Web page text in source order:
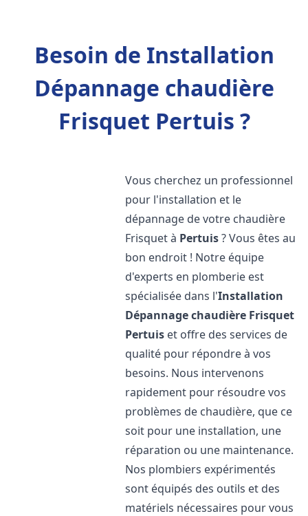
Besoin de Installation
Dépannage chaudière
Frisquet Pertuis ?
Vous cherchez un professionnel
pour l'installation et le
dépannage de votre chaudière
Frisquet à Pertuis? Vous êtes au
bon endroit ! Notre équipe
d'experts en plomberie est
spécialisée dans l'Installation
Dépannage chaudière Frisquet
Pertuis et offre des services de
qualité pour répondre à vos
besoins. Nous intervenons
rapidement pour résoudre vos
problèmes de chaudière, que ce
soit pour une installation, une
réparation ou une maintenance.
Nos plombiers expérimentés
sont équipés des outils et des
matériels nécessaires pour vous